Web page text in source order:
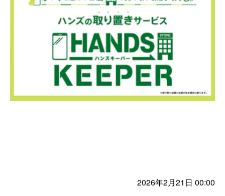
2026年2月21日 00:00